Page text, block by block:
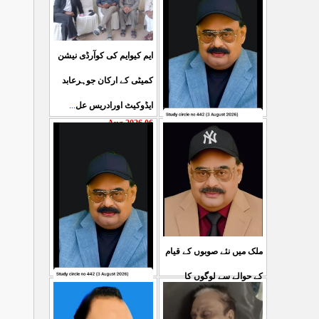
ایم کیوایم کی کوآرڈی نیشن
کمیٹی کے ارکان جوہرعابد
ایڈوکیٹ اورادریس عل...
06 Aug 2026
حکومت پاکستان کی جانب
سے آزادکشمیرالیکشن کی
صحیح رپورٹنگ کرنے والے
...
کشمیرکا کونہ کونہ لہو
ملک میں نئے صوبوں کے قیام
کے حوالے سے لوگوں کا
مطالبہ بالکل درست ہے۔ ا